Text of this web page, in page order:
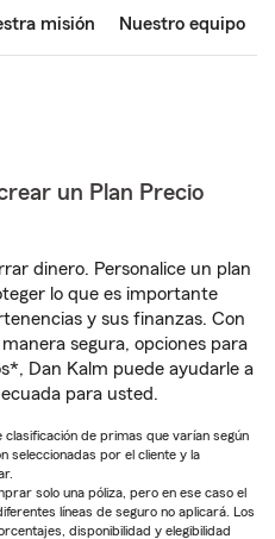
misión Nuestro equipo
un Plan Precio
dinero. Personalice un plan
lo que es importante
y sus finanzas. Con
segura, opciones para
Dan Kalm puede ayudarle a
para usted.
de primas que varían según
seleccionadas por el cliente y la
solo una póliza, pero en ese caso el
líneas de seguro no aplicará. Los
disponibilidad y elegibilidad